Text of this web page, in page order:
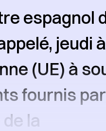
espagnol
jeudi
(UE) à
fournis
la